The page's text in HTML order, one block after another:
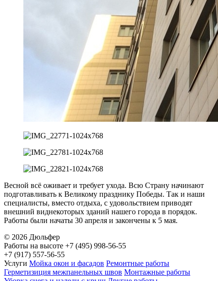
Весной всё оживает и требует ухода. Всю Страну начинают
подготавливать к Великому празднику Победы. Так и наши
специалисты, вместо отдыха, с удовольствием приводят
внешний виднекоторых зданий нашего города в порядок.
Работы были начаты 30 апреля и закончены к 5 мая.
© 2026 Дюльфер
Работы на высоте +7 (495) 998-56-55
+7 (917) 557-56-55
Услуги Мойка окон и фасадов Ремонтные работы
Герметизиция межпанельных швов Монтажные работы